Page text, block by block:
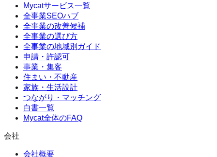
Mycatサービス一覧
全事業SEOハブ
全事業の改善候補
全事業の選び方
全事業の地域別ガイド
申請・許認可
事業・集客
住まい・不動産
家族・生活設計
つながり・マッチング
白書一覧
Mycat全体のFAQ
会社
会社概要